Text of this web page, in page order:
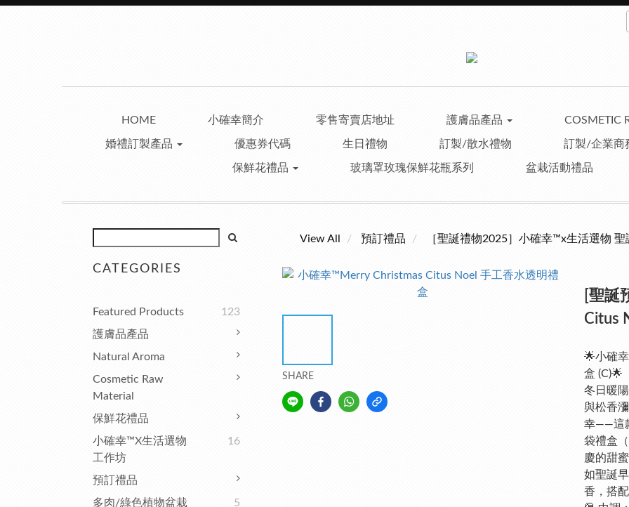
HOME 小確幸簡介 零售寄賣店地址 護膚品產品 COSMETIC
婚禮訂製產品 優惠券代碼 生日禮物 訂製/散水禮物 訂製/企業商
保鮮花禮品 玻璃罩玫瑰保鮮花瓶系列 盆栽活動禮品
CATEGORIES
Featured Products
123
護膚品產品
Natural Aroma
Cosmetic Raw
Material
保鮮花禮品
小確幸™x生活選物
工作坊
16
預訂禮品
多肉/綠色植物盆栽
5
View All 預訂禮品 ［聖誕禮物2025］小確幸™x生活選物 聖
SHARE
[聖誕
Citus
🌟小確
盒 (C)🌟
冬日暖
與松香
幸——這
袋禮盒
慶的甜
如聖誕
香，搭